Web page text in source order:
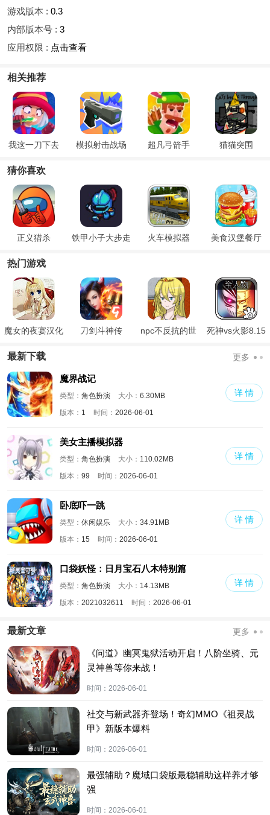
游戏版本 : 0.3
内部版本号 : 3
应用权限 : 点击查看
相关推荐
我这一刀下去 模拟射击战场 超凡弓箭手 猫猫突围
猜你喜欢
正义猎杀 铁甲小子大步走 火车模拟器 美食汉堡餐厅
热门游戏
魔女的夜宴汉化
刀剑斗神传
npc不反抗的世
死神vs火影8.15
最新下载 更多
魔界战记
类型： 角色扮演 大小： 6.30MB
版本： 1 时间： 2026-06-01
详 情
美女主播模拟器
类型： 角色扮演 大小： 110.02MB
版本： 99 时间： 2026-06-01
详 情
卧底吓一跳
类型： 休闲娱乐 大小： 34.91MB
版本： 15 时间： 2026-06-01
详 情
口袋妖怪：日月宝石八木特别篇
类型： 角色扮演 大小： 14.13MB
版本： 2021032611 时间： 2026-06-01
详 情
最新文章 更多
《问道》幽冥鬼狱活动开启！八阶坐骑、元
灵神兽等你来战！
时间： 2026-06-01
社交与新武器齐登场！奇幻MMO《祖灵战
甲》新版本爆料
时间： 2026-06-01
最强辅助？魔域口袋版最稳辅助这样养才够
强
时间： 2026-06-01